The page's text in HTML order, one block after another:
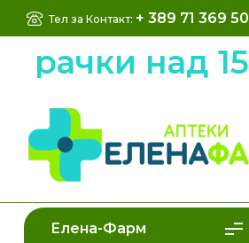
Тел за Контакт: + 389 71 369
над
Елена-Фарм